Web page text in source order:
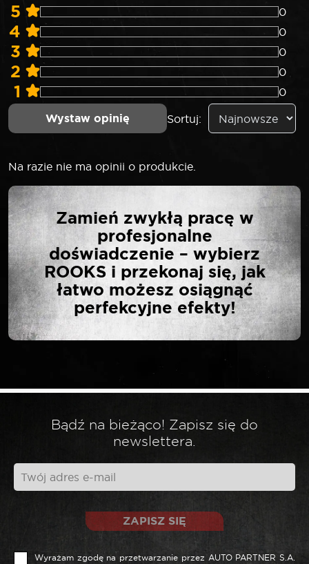
5 0
4 0
3 0
2 0
1 0
Wystaw opinię Sortuj:
Na razie nie ma opinii o produkcie.
NAPISZ PIERWSZĄ
OPINIĘ O „ROOKS WTYK
1/2″ GWINT
ZEWNĘTRZNY”
Twój adres email nie zostanie opublikowany.
Wymagane pola są oznaczone
*
Twoja opinia*
Zamień zwykłą pracę w
profesjonalne
doświadczenie – wybierz
ROOKS i przekonaj się, jak
łatwo możesz osiągnąć
perfekcyjne efekty!
Bądź na bieżąco! Zapisz się do
newslettera.
ZAPISZ SIĘ
Wyrażam zgodę na przetwarzanie przez AUTO PARTNER S.A.